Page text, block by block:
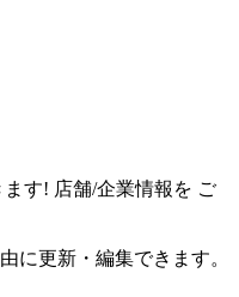
ます! 店舗/企業情報を ご
に更新・編集できます。